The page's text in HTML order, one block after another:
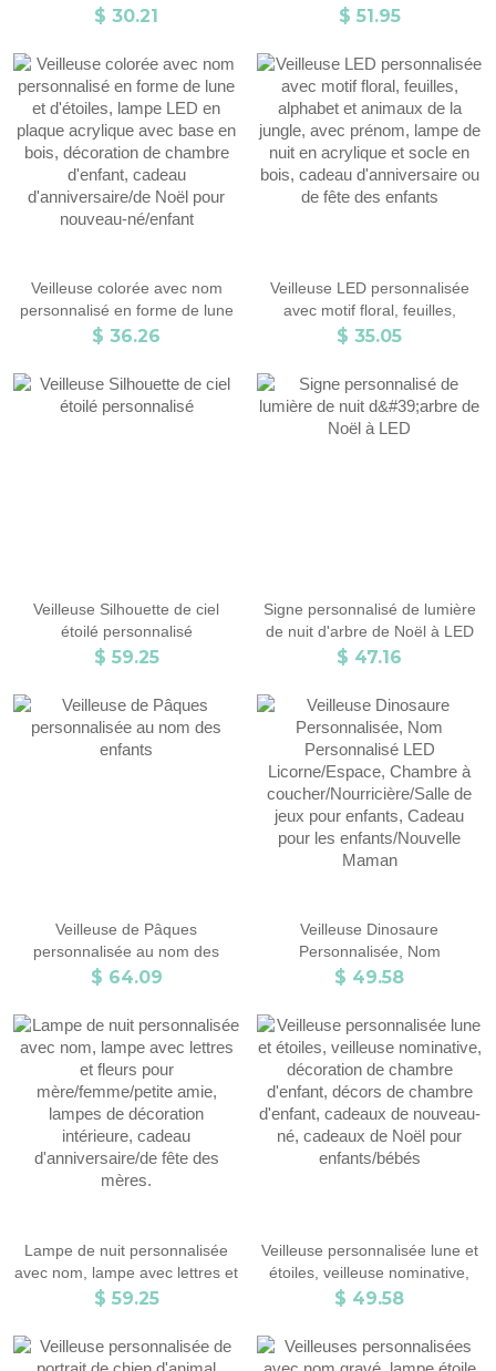
enseigne lumineuse LED avec
d'anniversaire pour coiffeurs.
$ 30.21 $ 51.95
Veilleuse colorée avec nom
personnalisé en forme de lune
et d'étoiles, lampe LED en
bois, décoration de chambre
d'enfant, cadeau
d'anniversaire/de Noël pour
$ 36.26
Veilleuse LED personnalisée
avec motif floral, feuilles,
alphabet et animaux de la
nuit en acrylique et socle en
bois, cadeau d'anniversaire ou
de fête des enfants
$ 35.05
Veilleuse Silhouette de ciel
étoilé personnalisé
$ 59.25
Signe personnalisé de lumière
de nuit d'arbre de Noël à LED
$ 47.16
Veilleuse de Pâques
personnalisée au nom des
enfants
$ 64.09
Veilleuse Dinosaure
Personnalisée, Nom
Personnalisé LED
coucher/Nourricière/Salle de
jeux pour enfants, Cadeau pour
les enfants/Nouvelle Maman
$ 49.58
Lampe de nuit personnalisée
avec nom, lampe avec lettres et
fleurs pour mère/femme/petite
intérieure, cadeau
d'anniversaire/de fête des
$ 59.25
Veilleuse personnalisée lune et
étoiles, veilleuse nominative,
décoration de chambre
d'enfant, cadeaux de nouveau-
né, cadeaux de Noël pour
$ 49.58